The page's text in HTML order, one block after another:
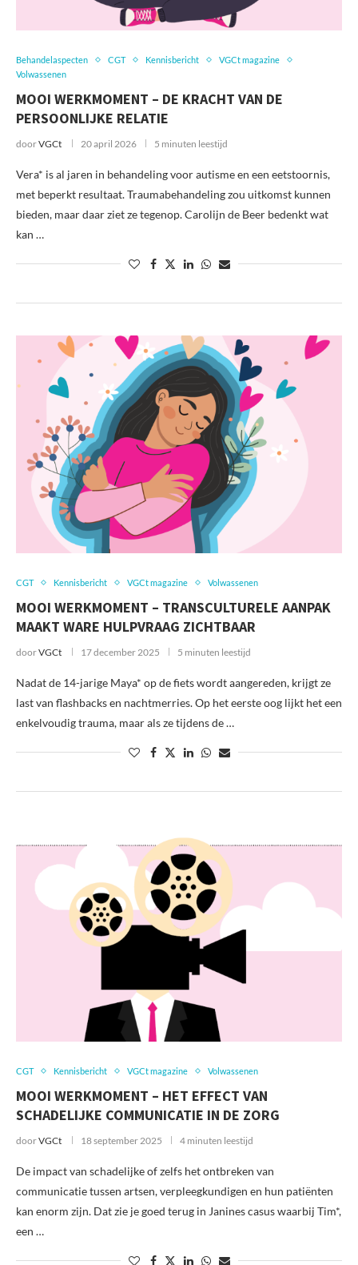
Behandelaspecten CGT Kennisbericht
VGCt magazine
Volwassenen
MOOI WERKMOMENT – DE KRACHT VAN DE
PERSOONLIJKE RELATIE
doorVGCt 20 april 2026 5 minuten leestijd
Vera* is al jaren in behandeling voor autisme en een eetstoornis,
met beperkt resultaat. Traumabehandeling zou uitkomst kunnen
bieden, maar daar ziet ze tegenop. Carolijn de Beer bedenkt wat
kan …
CGT Kennisbericht VGCt magazine Volwassenen
MOOI WERKMOMENT – TRANSCULTURELE AANPAK
MAAKT WARE HULPVRAAG ZICHTBAAR
doorVGCt 17 december 2025 5 minuten leestijd
Nadat de 14-jarige Maya* op de fiets wordt aangereden, krijgt ze
last van flashbacks en nachtmerries. Op het eerste oog lijkt het een
enkelvoudig trauma, maar als ze tijdens de …
CGT Kennisbericht VGCt magazine Volwassenen
MOOI WERKMOMENT – HET EFFECT VAN
SCHADELIJKE COMMUNICATIE IN DE ZORG
doorVGCt 18 september 2025 4 minuten leestijd
De impact van schadelijke of zelfs het ontbreken van
communicatie tussen artsen, verpleegkundigen en hun patiënten
kan enorm zijn. Dat zie je goed terug in Janines casus waarbij Tim*,
een …